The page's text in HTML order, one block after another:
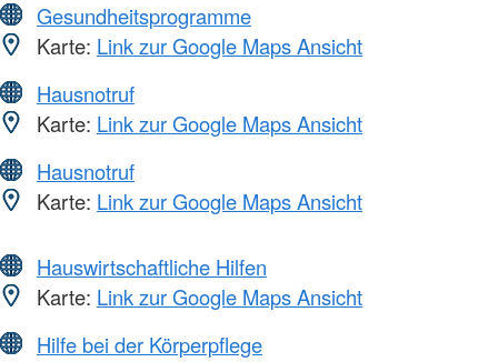
Gesundheitsprogramme
Karte: Link zur Google Maps Ansicht
Hausnotruf
Karte: Link zur Google Maps Ansicht
Hausnotruf
Karte: Link zur Google Maps Ansicht
Hauswirtschaftliche Hilfen
Karte: Link zur Google Maps Ansicht
Hilfe bei der Körperpflege